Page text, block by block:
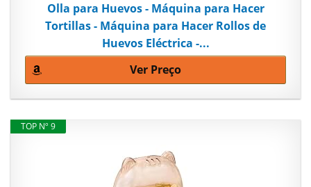
Olla para Huevos - Máquina para Hacer
Tortillas - Máquina para Hacer Rollos de
Huevos Eléctrica -...
Ver Preço
TOP Nº 9